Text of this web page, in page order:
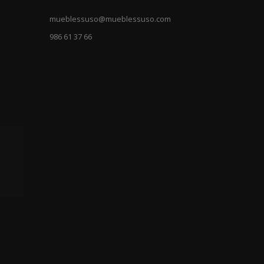
mueblessuso@mueblessuso.com
986 61 37 66